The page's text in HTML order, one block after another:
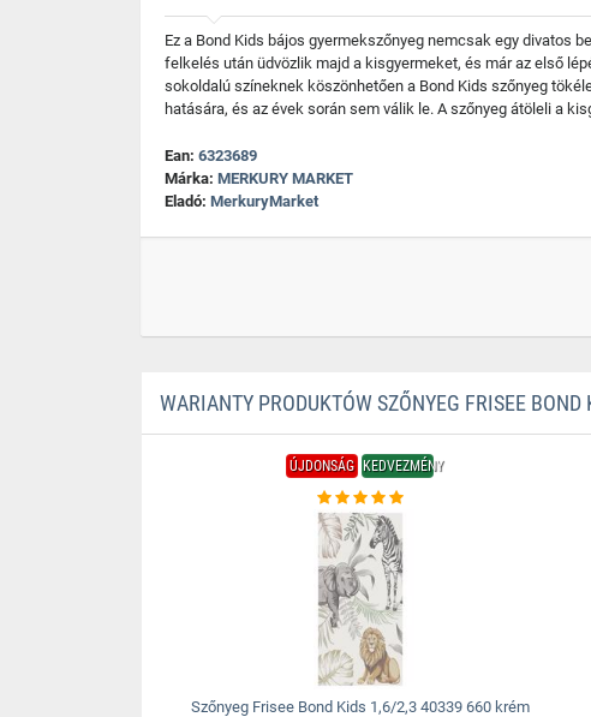
Ez a Bond Kids bájos gyermekszőnyeg nemcsak egy divatos
felkelés után üdvözlik majd a kisgyermeket, és már az első
sokoldalú színeknek köszönhetően a Bond Kids szőnyeg
hatására, és az évek során sem válik le. A szőnyeg átöleli a
Ean: 6323689
Márka: MERKURY MARKET
Eladó: MerkuryMarket
WARIANTY PRODUKTÓW SZŐNYEG FRISEE
ÚJDONSÁG KEDVEZMÉNY
Szőnyeg Frisee Bond Kids 1,6/2,3 40339 660 krém